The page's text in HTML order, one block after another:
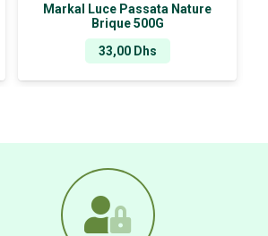
Markal Luce Passata Nature
Brique 500G
33,00 Dhs